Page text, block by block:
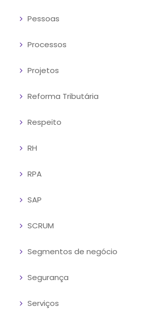
Pessoas
Processos
Projetos
Reforma Tributária
Respeito
RH
RPA
SAP
SCRUM
Segmentos de negócio
Segurança
Serviços